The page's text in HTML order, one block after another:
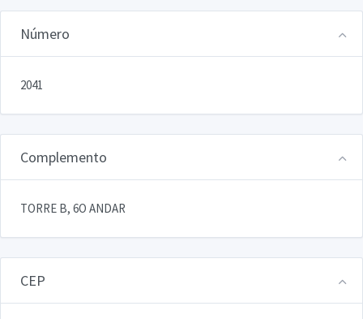
Número
2041
Complemento
TORRE B, 6O ANDAR
CEP